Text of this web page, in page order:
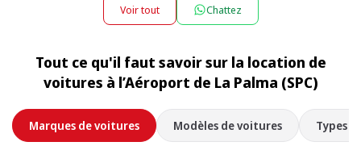
supplément de nuit peut s’appliquer — le montant
exact est affiché lors de la réservation.
appartement ou villa, et nous la récupérons au même
endroit à la fin de la location. Choisissez simplement
en charge lors de la réservation ; selon l’emplacement,
de petits frais de livraison peuvent s’appliquer,
toujours indiqués à l’avance.
Voir tout Chattez
Tout ce qu'il faut savoir sur la location de
voitures à l’Aéroport de La Palma (SPC)
Marques de voitures Modèles de voitures Types